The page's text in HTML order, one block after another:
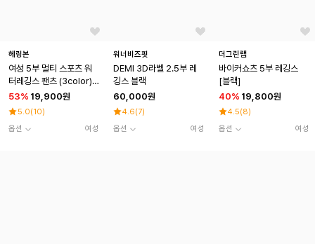
헤링본
여성 5부 멀티 스포츠 워
터레깅스 팬츠 (3color) /
AE303W
53% 19,900원
5.0(10)
옵션
여성
워너비즈핏
DEMI 3D라벨 2.5부 레
깅스 블랙
60,000원
4.6(7)
옵션
여성
더그린랩
바이커쇼츠 5부 레깅스
[블랙]
40% 19,800원
4.5(8)
옵션
여성